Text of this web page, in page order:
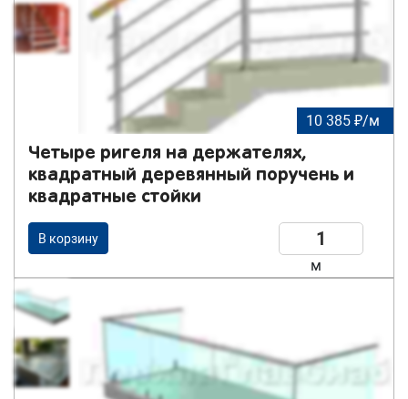
10 385 ₽/м
Четыре ригеля на держателях,
квадратный деревянный поручень и
квадратные стойки
В корзину
м